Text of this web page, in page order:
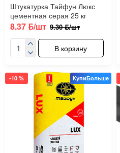
Штукатурка Тайфун Люкс
цементная серая 25 кг
8.37 ƃ/шт 9.30 ƃ/шт
В корзину
КупиБольше
-10 %